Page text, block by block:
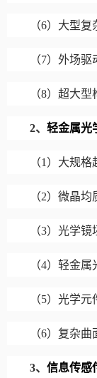
（6）大型复
（7）外场驱
（8）超大型
2、 轻金属光
（1 ）大规格
（2）微晶均
（3）光学镜
（4）轻金属
（5）光学元
（6）复杂曲
3、 信息传感